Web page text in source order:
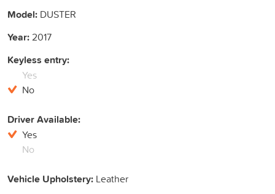
Model: DUSTER
Year:2017
Keyless entry:
Yes
No
Driver Available:
Yes
No
Vehicle Upholstery: Leather